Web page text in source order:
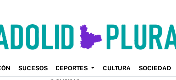
SUCESOS DEPORTES CULTURA SOCIEDAD